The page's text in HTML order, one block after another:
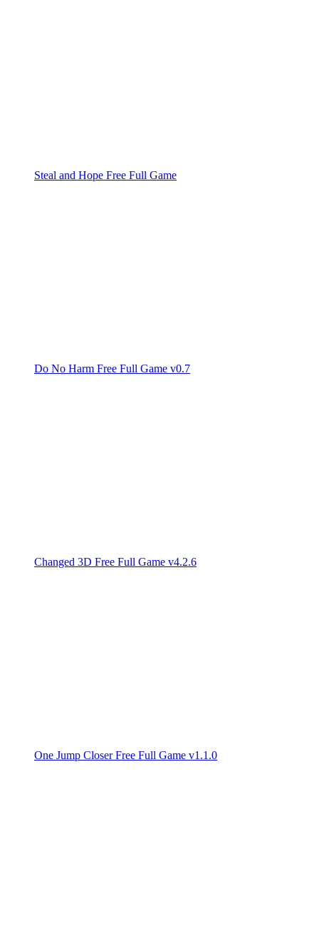
Steal and Hope Free Full Game
Do No Harm Free Full Game v0.7
Changed 3D Free Full Game v4.2.6
One Jump Closer Free Full Game v1.1.0